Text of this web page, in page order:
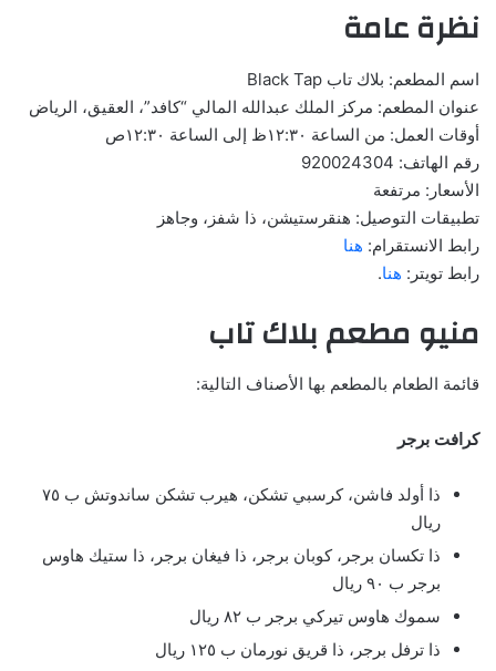
نظرة عامة
اسم المطعم: بلاك تاب Black Tap
عنوان المطعم: مركز الملك عبدالله المالي “كافد”، العقيق، الرياض
أوقات العمل: من الساعة ١٢:٣٠ظ إلى الساعة ١٢:٣٠ص
رقم الهاتف: 920024304
الأسعار: مرتفعة
تطبيقات التوصيل: هنقرستيشن، ذا شفز، وجاهز
رابط الانستقرام: هنا
رابط تويتر: هنا.
منيو مطعم بلاك تاب
قائمة الطعام بالمطعم بها الأصناف التالية:
كرافت برجر
ذا أولد فاشن، كرسبي تشكن، هيرب تشكن ساندوتش ب ٧٥
ريال
ذا تكسان برجر، كوبان برجر، ذا فيغان برجر، ذا ستيك هاوس
برجر ب ٩٠ ريال
سموك هاوس تيركي برجر ب ٨٢ ريال
ذا ترفل برجر، ذا قريق نورمان ب ١٢٥ ريال